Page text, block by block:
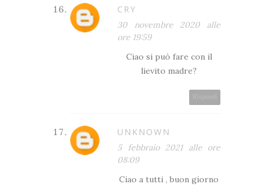
CRY
30 novembre 2020 alle
ore 19:59
Ciao si può fare con il
lievito madre?
UNKNOWN
5 febbraio 2021 alle ore
08:09
Ciao a tutti , buon giorno